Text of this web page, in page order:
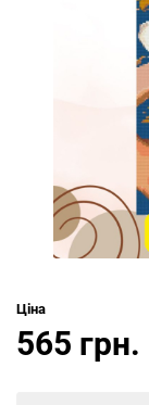
Ціна
565 грн.